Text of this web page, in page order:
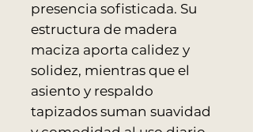
presencia sofisticada. Su
estructura de madera
maciza aporta calidez y
solidez, mientras que el
asiento y respaldo
tapizados suman suavidad